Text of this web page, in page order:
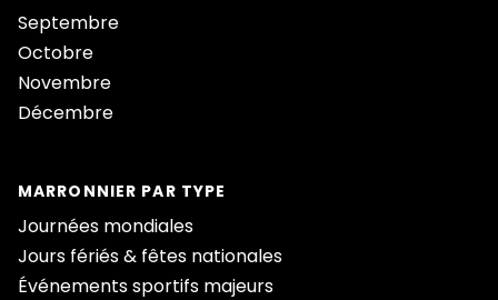
Septembre
Octobre
Novembre
Décembre
MARRONNIER PAR TYPE
Journées mondiales
Jours fériés & fêtes nationales
Événements sportifs majeurs